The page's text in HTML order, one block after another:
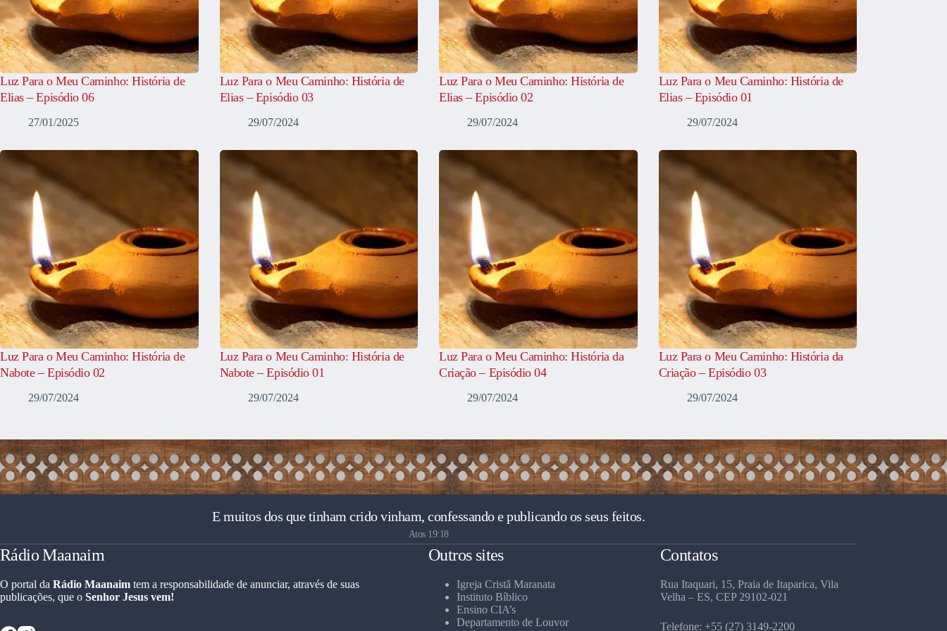
Luz Para o Meu Caminho: História de
Elias – Episódio 06
27/01/2025
Luz Para o Meu Caminho: História de
Elias – Episódio 03
29/07/2024
Luz Para o Meu Caminho: História de
Elias – Episódio 02
29/07/2024
Luz Para o Meu Caminho: História de
Elias – Episódio 01
29/07/2024
Luz Para o Meu Caminho: História de
Nabote – Episódio 02
29/07/2024
Luz Para o Meu Caminho: História de
Nabote – Episódio 01
29/07/2024
Luz Para o Meu Caminho: História da
Criação – Episódio 04
29/07/2024
Luz Para o Meu Caminho: História da
Criação – Episódio 03
29/07/2024
E muitos dos que tinham crido vinham, confessando e publicando os seus feitos.
Atos 19:18
Rádio Maanaim
O portal da Rádio Maanaim tem a responsabilidade de anunciar, através de suas
publicações, que o Senhor Jesus vem!
Outros sites
Igreja Cristã Maranata
Instituto Bíblico
Ensino CIA’s
Departamento de Louvor
Contatos
Rua Itaquari, 15, Praia de Itaparica, Vila
Velha – ES, CEP 29102-021
Telefone: +55 (27) 3149-2200